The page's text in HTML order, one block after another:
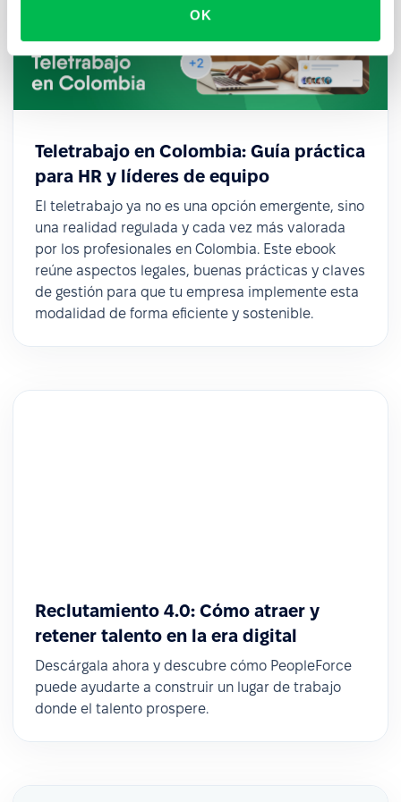
OK
Teletrabajo en Colombia: Guía práctica
para HR y líderes de equipo
El teletrabajo ya no es una opción emergente, sino
una realidad regulada y cada vez más valorada
por los profesionales en Colombia. Este ebook
reúne aspectos legales, buenas prácticas y claves
de gestión para que tu empresa implemente esta
modalidad de forma eficiente y sostenible.
Reclutamiento 4.0: Cómo atraer y
retener talento en la era digital
Descárgala ahora y descubre cómo PeopleForce
puede ayudarte a construir un lugar de trabajo
donde el talento prospere.